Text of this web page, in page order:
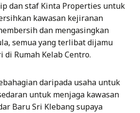
dan staf Kinta Properties untuk
kawasan kejiranan
dan mengasingkan
semua yang terlibat dijamu
di Rumah Kelab Centro.
daripada usaha untuk
untuk menjaga kawasan
Baru Sri Klebang supaya